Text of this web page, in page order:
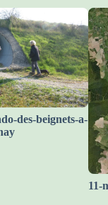
des-beignets-a-
11-